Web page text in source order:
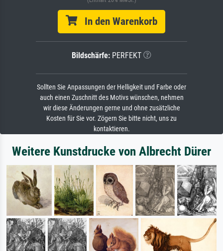
In den Warenkorb
Bildschärfe: PERFEKT
Sollten Sie Anpassungen der Helligkeit und Farbe oder
auch einen Zuschnitt des Motivs wünschen, nehmen
wir diese Änderungen gerne und ohne zusätzliche
Kosten für Sie vor. Zögern Sie bitte nicht, uns zu
kontaktieren.
Weitere Kunstdrucke von Albrecht Dürer